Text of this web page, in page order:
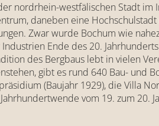
nordrhein-westfälischen Stadt im
daneben eine
Zwar wurde Bochum wie
Ende des 20.
des Bergbaus lebt in vielen
gibt es rund 640 Bau- und
(Baujahr 1929), die Villa
vom 19. zum 20.